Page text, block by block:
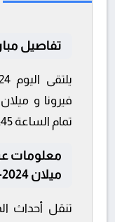
تفاصيل
فيرونا و
تمام الساعة 22:45 بتوقيت القاهرة و 22:45.
معلومات
ميلان 2024-12-20
تنقل أحداث